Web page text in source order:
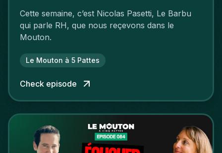
Cette semaine, c’est Nicolas Pasetti, Le Barbu
qui parle RH, que nous reçevons dans le
Mouton.
Le Mouton à 5 Pattes
Check episode